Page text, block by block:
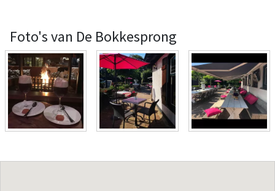
Foto's van De Bokkesprong